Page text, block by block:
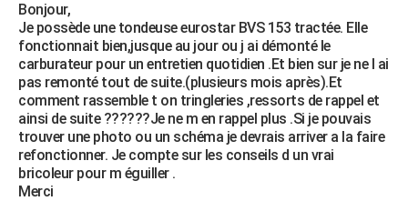
Essais
Réserver un essai
Citadines
Berlines
SUV
Forum auto
+HIGH-TECH
Mobiles
Meilleur smartphone
Internet
Ordinateurs
Jeux vidéo
Guide high-tech
+BRICOLAGE
Forum
Aménagement intérieur
Extérieur
Cuisine
Salle de bains
Jardinage
Rangement
WEEK-END
Guides de France
Escapades
Patrimoine
Expositions
Musées
Week-end nature
+LIFESTYLE
Art de vivre
Bien-être
Loisirs
Mode
Modes de vie
SANTE
Bonjour,
Je possède une tondeuse eurostar BVS 153 tractée. Elle
fonctionnait bien,jusque au jour ou j ai démonté le
carburateur pour un entretien quotidien .Et bien sur je ne l ai
pas remonté tout de suite.(plusieurs mois après).Et
comment rassemble t on tringleries ,ressorts de rappel et
ainsi de suite ??????Je ne m en rappel plus .Si je pouvais
trouver une photo ou un schéma je devrais arriver a la faire
refonctionner. Je compte sur les conseils d un vrai
bricoleur pour m éguiller .
Merci